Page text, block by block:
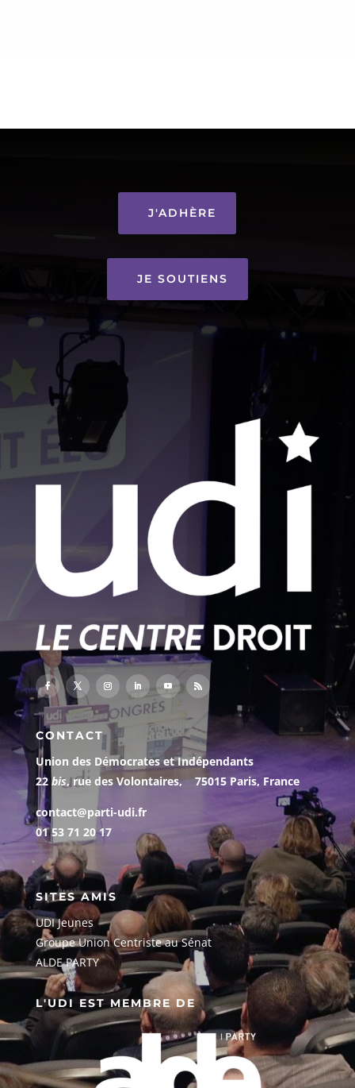
J'ADHÈRE
JE SOUTIENS
CONTACT
Union des Démocrates et Indépendants
22 bis, rue des Volontaires, 75015 Paris, France
contact@parti-udi.fr
01 53 71 20 17
SITES AMIS
UDI Jeunes
Groupe Union Centriste au Sénat
ALDE PARTY
L'UDI EST MEMBRE DE